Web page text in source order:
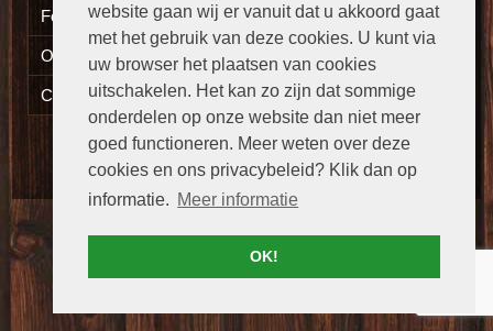
website gaan wij er vanuit dat u akkoord gaat
met het gebruik van deze cookies. U kunt via
uw browser het plaatsen van cookies
uitschakelen. Het kan zo zijn dat sommige
onderdelen op onze website dan niet meer
goed functioneren. Meer weten over deze
cookies en ons privacybeleid? Klik dan op
informatie. Meer informatie
OK!
Fotogalerij
Openingstijden
Contact
Versie:Desktop|Mobiel